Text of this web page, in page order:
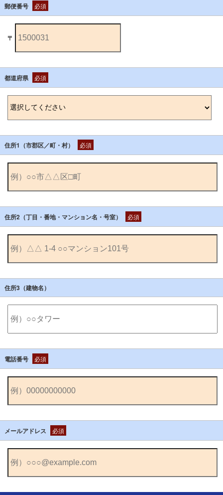
郵便番号 必須
〒
都道府県 必須
住所1（市郡区／町・村） 必須
住所2（丁目・番地・マンション名・号室） 必須
住所3（建物名）
電話番号 必須
メールアドレス 必須